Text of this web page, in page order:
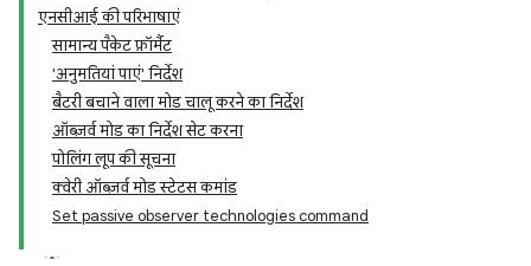
एनसीआई की परिभाषाएं
सामान्य पैकेट फ़ॉर्मैट
'अनुमतियां पाएं' निर्देश
बैटरी बचाने वाला मोड चालू करने का निर्देश
ऑब्ज़र्व मोड का निर्देश सेट करना
पोलिंग लूप की सूचना
क्वेरी ऑब्ज़र्व मोड स्टेटस कमांड
Set passive observer technologies command